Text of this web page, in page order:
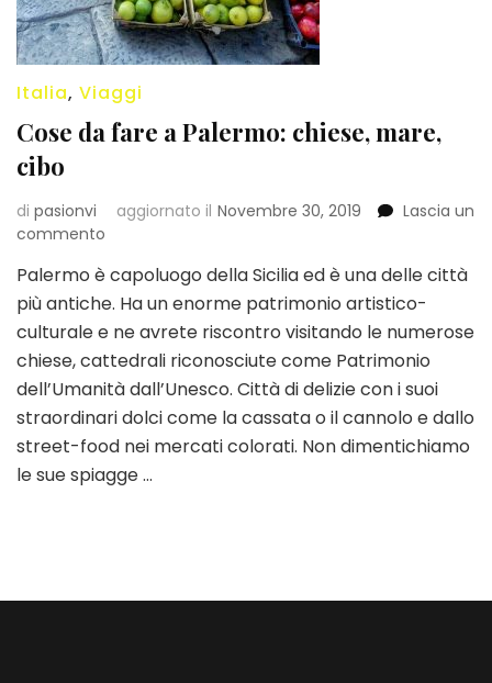
Italia, Viaggi
Cose da fare a Palermo: chiese, mare,
cibo
di pasionvi aggiornato il Novembre 30, 2019
Lascia un
commento
da
fare
a
Palermo:
chiese,
mare,
cibo
Palermo è capoluogo della Sicilia ed è una delle città
più antiche. Ha un enorme patrimonio artistico-
culturale e ne avrete riscontro visitando le numerose
chiese, cattedrali riconosciute come Patrimonio
dell’Umanità dall’Unesco. Città di delizie con i suoi
straordinari dolci come la cassata o il cannolo e dallo
street-food nei mercati colorati. Non dimentichiamo
le sue spiagge …